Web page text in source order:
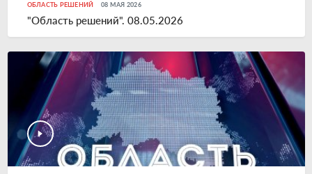
ОБЛАСТЬ РЕШЕНИЙ 08 МАЯ 2026
"Область решений". 08.05.2026